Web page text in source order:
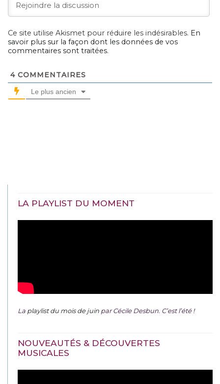
Ce site utilise Akismet pour réduire les indésirables. En
savoir plus sur la façon dont les données de vos
commentaires sont traitées.
4 COMMENTAIRES
Le plus ancien
LA PLAYLIST DU MOMENT
La playlist du mois de juin par Cécile Desbun. C’est l’été !
NOUVEAUTÉS & DÉCOUVERTES
MUSICALES